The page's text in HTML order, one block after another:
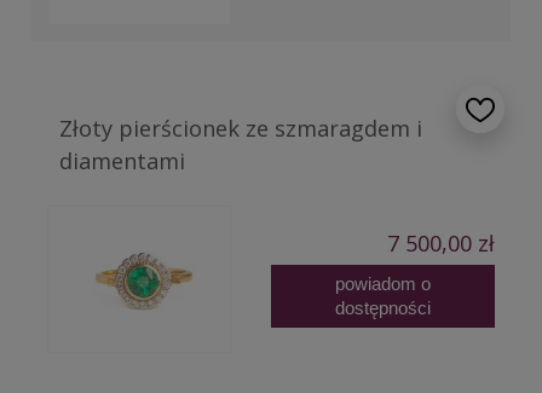
Złoty pierścionek ze szmaragdem i
diamentami
7 500,00 zł
powiadom o
dostępności